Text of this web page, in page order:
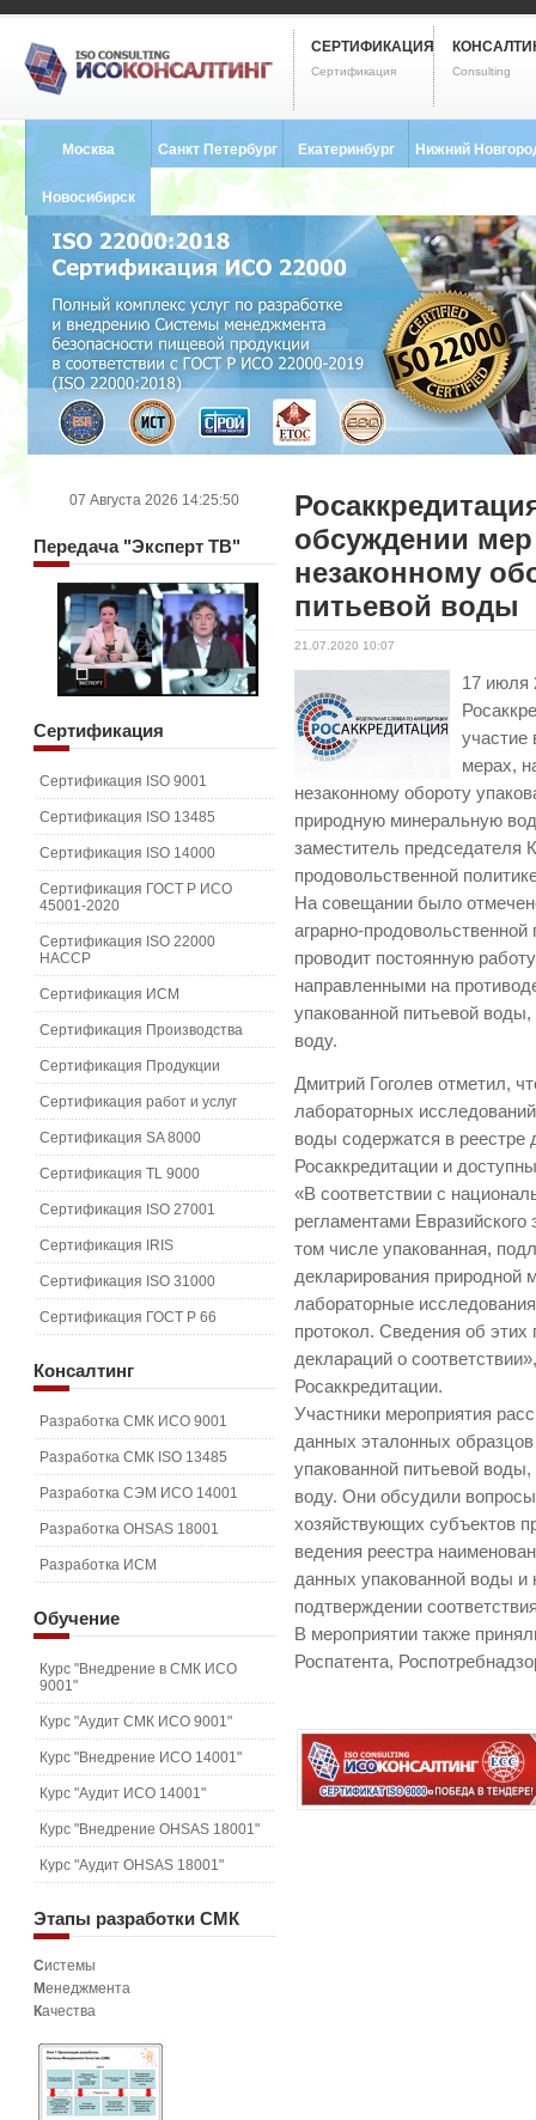
СЕРТИФИКАЦИЯ
Сертификация Consulting
Москва Санкт Петербург
8 (812) 748-2493
Екатеринбург
8 (343) 237-2593
Нижний
Новосибирск
8 (383) 227-8449
обсуждении
незаконному
питьевой воды
21.07.2020 10:07
17 июля
мерах,
незаконному обороту
природную минеральную
заместитель председателя
продовольственной
На совещании было
аграрно-
проводит постоянную
направленными на
упакованной питьевой
воду.
Дмитрий Гоголев отметил,
лабораторных
воды содержатся в реестре
Росаккредитации и
«В соответствии с
регламентами
том числе упакованная,
декларирования природной
лабораторные
протокол. Сведения об этих
деклараций о
Росаккредитации.
Участники мероприятия
данных эталонных
упакованной питьевой
воду. Они обсудили
хозяйствующих субъектов
ведения реестра
данных упакованной воды
подтверждении
В мероприятии также
Роспатента,
07 Августа 2026 14:25:50
Передача"Эксперт ТВ"
Сертификация
Сертификация ISO 9001
Сертификация ISO 13485
Сертификация ISO 14000
Сертификация ГОСТ Р ИСО
45001-2020
Сертификация ISO 22000
HACCP
Сертификация ИСМ
Сертификация Производства
Сертификация Продукции
Сертификация работ и услуг
Сертификация SA 8000
Сертификация TL 9000
Сертификация ISO 27001
Сертификация IRIS
Сертификация ISO 31000
Сертификация ГОСТ Р 66
Консалтинг
Разработка СМК ИСО 9001
Разработка СМК ISO 13485
Разработка СЭМ ИСО 14001
Разработка OHSAS 18001
Разработка ИСМ
Обучение
Курс "Внедрение в СМК ИСО
9001"
Курс "Аудит СМК ИСО 9001"
Курс "Внедрение ИСО 14001"
Курс "Аудит ИСО 14001"
Курс "Внедрение OHSAS 18001"
Курс "Аудит OHSAS 18001"
Этапы разработки СМК
Системы
Менеджмента
Качества